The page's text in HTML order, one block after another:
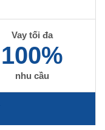
Vay tối đa
100%
nhu cầu